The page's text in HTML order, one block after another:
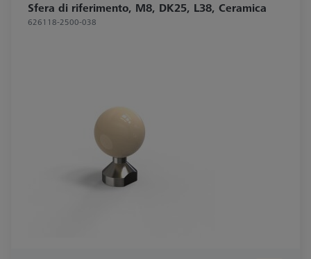
Sfera di riferimento, M8, DK25, L38, Ceramica
626118-2500-038